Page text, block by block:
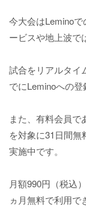
今大会はLemino
ービスや地上波で
試合をリアルタイ
でにLeminoへの
また、有料会員で
を対象に31日間
実施中です。
月額990円（税込
ヵ月無料で利用で